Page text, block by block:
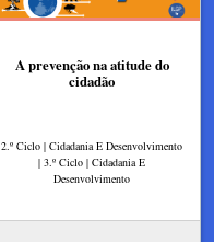
A prevenção na atitude do
cidadão
2.º Ciclo | Cidadania E Desenvolvimento
| 3.º Ciclo | Cidadania E
Desenvolvimento